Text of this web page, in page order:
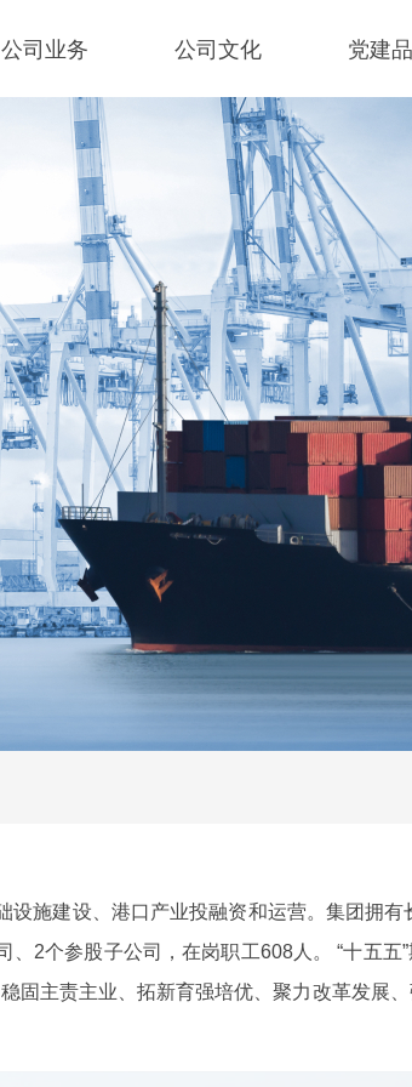
公司业务 公司文化 党建
施建设、港口产业投融资和运营。集团拥有
2个参股子公司，在岗职工608人。 “十五五
固主责主业、拓新育强培优、聚力改革发展